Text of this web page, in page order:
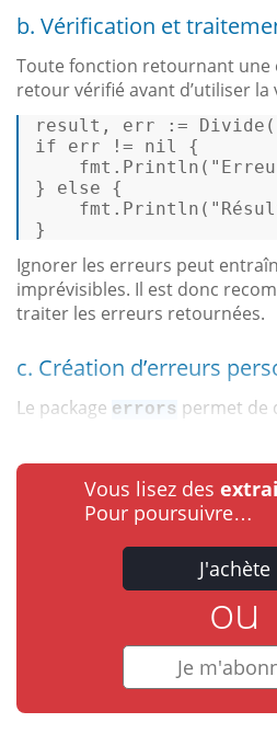
b. Vérification et
Toute fonction retournant
retour vérifié avant d’utiliser
result, err := Divide(
if err != nil
{
fmt.Println(
} else {
fmt.Println(
}
Ignorer les erreurs peut
imprévisibles. Il est donc
traiter les erreurs retournées.
c. Création d’erreurs
Le package errors permet de
Vous lisez des
Pour poursuivre…
J'achète
ou
Je